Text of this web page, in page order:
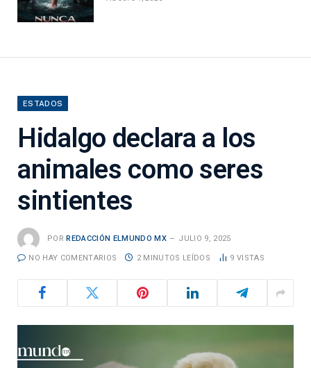
ESTADOS
Hidalgo declara a los
animales como seres
sintientes
POR REDACCIÓN ELMUNDO MX JULIO 9, 2025
NO HAY COMENTARIOS 2 MINUTOS LEÍDOS 9 VISTAS